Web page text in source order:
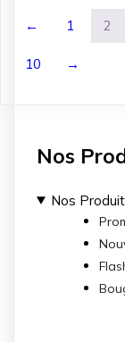
← 1 2
10 →
Nos
Nos